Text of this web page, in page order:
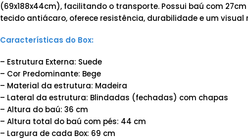
(69x188x44cm), facilitando o transporte. Possui baú com
tecido antiácaro, oferece resistência, durabilidade e um visual
Características do Box:
– Estrutura Externa: Suede
– Cor Predominante: Bege
– Material da estrutura: Madeira
– Lateral da estrutura: Blindadas (fechadas) com chapas
– Altura do baú: 36 cm
– Altura total do baú com pés: 44 cm
– Largura de cada Box: 69 cm